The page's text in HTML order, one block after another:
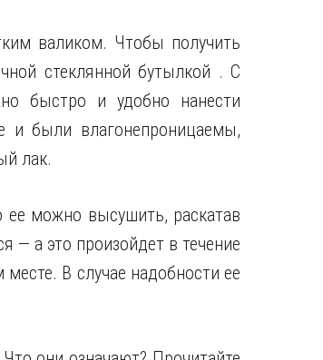
валиком. Чтобы получить
стеклянной бутылкой . С
быстро и удобно нанести
были влагонепроницаемы,
лак.
ее можно высушить, раскатав
— а это произойдет в течение
В случае надобности ее